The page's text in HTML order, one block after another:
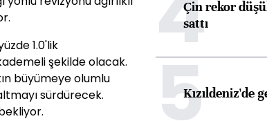
1.0'lik
şekilde olacak.
büyümeye olumlu
sürdürecek.
Çin rekor
sattı
5Kızıldeniz'de